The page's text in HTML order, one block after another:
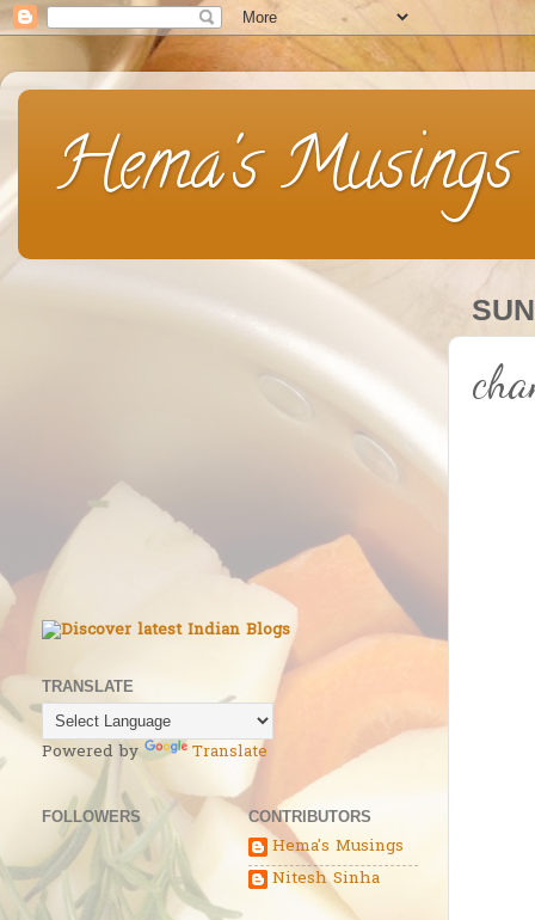
Hema's Musings
TRANSLATE
Powered by Translate
FOLLOWERS CONTRIBUTORS
Hema's Musings
Nitesh Sinha